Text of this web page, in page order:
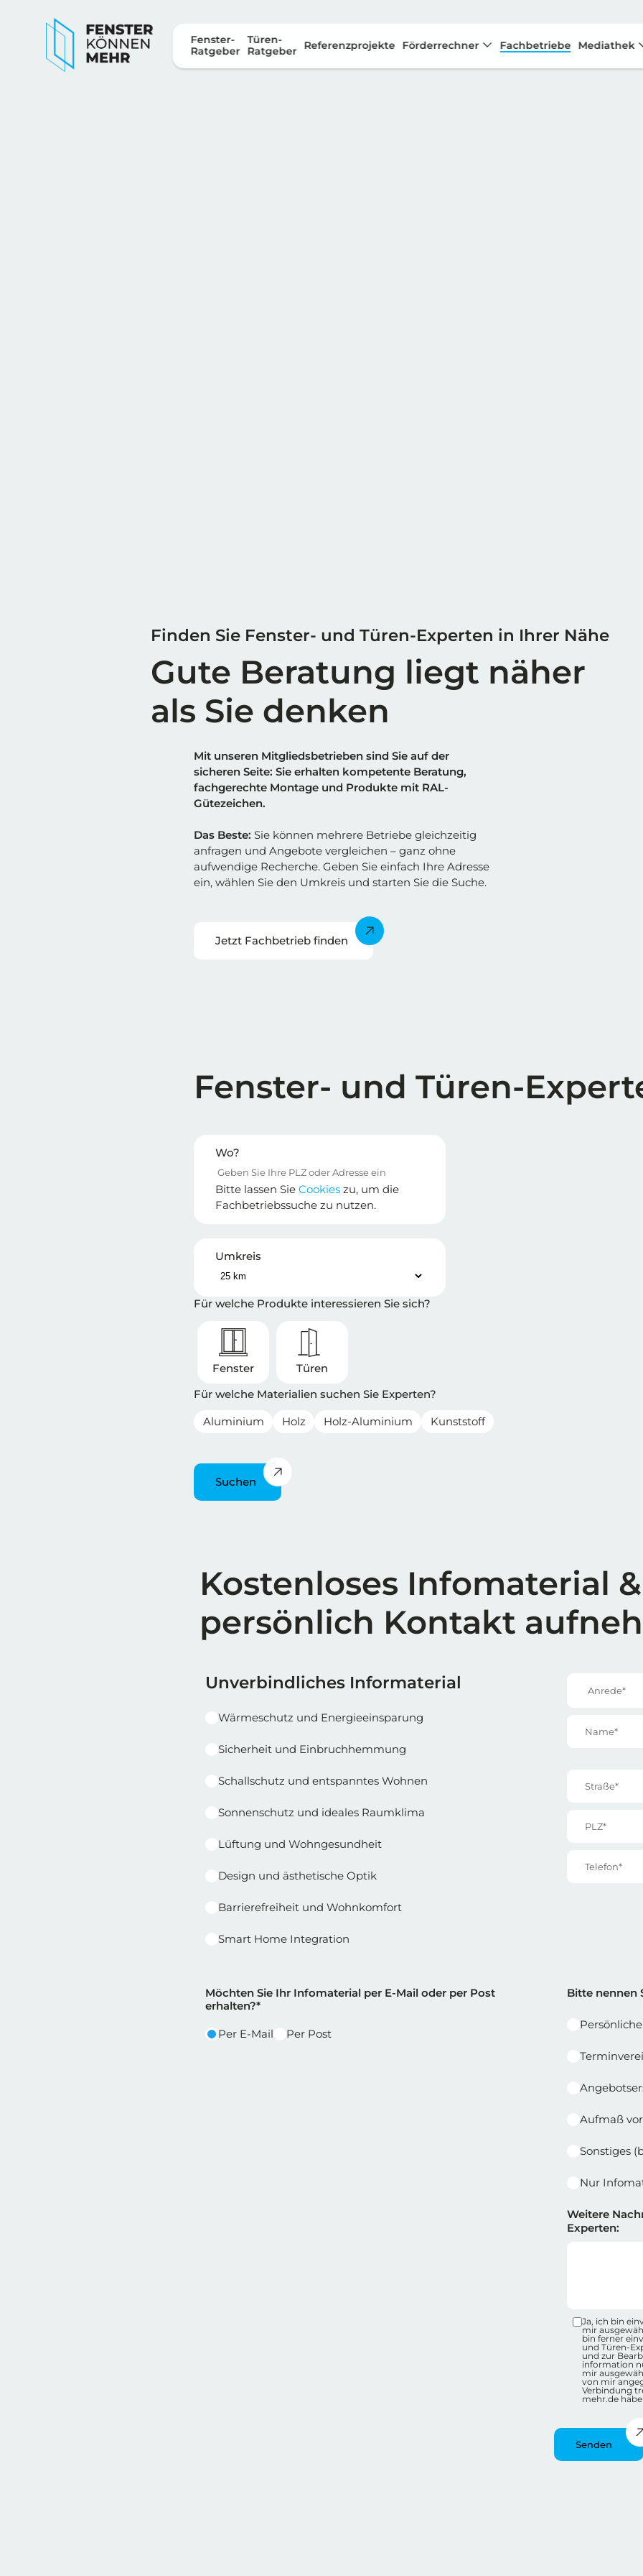
Fenster-
Ratgeber
Türen-
Ratgeber
Referenzprojekte Förderrechner Fachbetriebe Mediathek
Finden Sie Fenster- und Türen-Experten in Ihrer Nähe
Gute Beratung liegt näher
als Sie denken
Mit unseren Mitgliedsbetrieben sind Sie auf der
sicheren Seite: Sie erhalten kompetente Beratung,
fachgerechte Montage und Produkte mit RAL-
Gütezeichen.
Das Beste: Sie können mehrere Betriebe gleichzeitig
anfragen und Angebote vergleichen – ganz ohne
aufwendige Recherche. Geben Sie einfach Ihre Adresse
ein, wählen Sie den Umkreis und starten Sie die Suche.
Jetzt Fachbetrieb finden
Fenster- und Türen-
Wo?
Bitte lassen Sie Cookies zu, um die
Fachbetriebssuche zu nutzen.
Umkreis
Für welche Produkte interessieren Sie sich?
Fenster
Türen
Für welche Materialien suchen Sie Experten?
Aluminium
Holz Holz-Aluminium Kunststoff
Suchen
Überschrift
Kostenloses Infomaterial &
persönlich Kontakt
Reihe 1
Reihe 1 | Spalte 1
Unverbindliches Informaterial
Wärmeschutz und Energieeinsparung
Sicherheit und Einbruchhemmung
Schallschutz und entspanntes Wohnen
Sonnenschutz und ideales Raumklima
Lüftung und Wohngesundheit
Design und ästhetische Optik
Barrierefreiheit und Wohnkomfort
Smart Home Integration
Reihe 1 |
Reihe 2
Reihe 2 | Spalte 1
Möchten Sie Ihr Infomaterial per E-Mail oder per Post
erhalten?*
Per E-Mail Per Post
Reihe 2 |
Bitte nennen
Aufmaß
Sonstiges
Nur
Weitere
Experten:
Ja, ich bin
mir
bin ferner
und Türen-
und zur
information
mir
von mir
Verbindung
mehr.de